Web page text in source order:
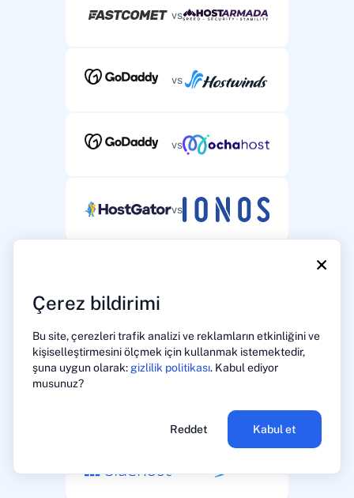
×
Çerez bildirimi
Bu site, çerezleri trafik analizi ve reklamların etkinliğini ve
kişiselleştirmesini ölçmek için kullanmak istemektedir,
şuna uygun olarak: gizlilik politikası. Kabul ediyor
musunuz?
Reddet Kabul et
vs
vs
vs
vs
vs